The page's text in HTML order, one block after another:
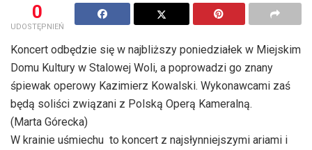
0
UDOSTĘPNIEŃ
Koncert odbędzie się w najbliższy poniedziałek w Miejskim
Domu Kultury w Stalowej Woli, a poprowadzi go znany
śpiewak operowy Kazimierz Kowalski. Wykonawcami zaś
będą soliści związani z Polską Operą Kameralną.
(Marta Górecka)
W krainie uśmiechu  to koncert z najsłynniejszymi ariami i